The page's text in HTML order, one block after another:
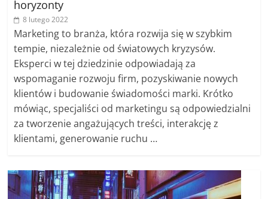
horyzonty
8 lutego 2022
Marketing to branża, która rozwija się w szybkim
tempie, niezależnie od światowych kryzysów.
Eksperci w tej dziedzinie odpowiadają za
wspomaganie rozwoju firm, pozyskiwanie nowych
klientów i budowanie świadomości marki. Krótko
mówiąc, specjaliści od marketingu są odpowiedzialni
za tworzenie angażujących treści, interakcję z
klientami, generowanie ruchu …